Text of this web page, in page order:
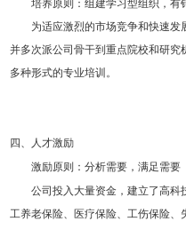
培养原则：组建学习型组织，有
为适应激烈的市场竞争和快速发展
并多次派公司骨干到重点院校和研
多种形式的专业培训。
四、人才激励
激励原则：分析需要，满足需要
公司投入大量资金，建立了高科技
工养老保险、医疗保险、工伤保险